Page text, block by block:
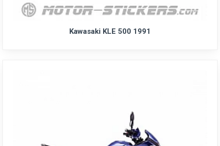
Kawasaki KLE 500 1991